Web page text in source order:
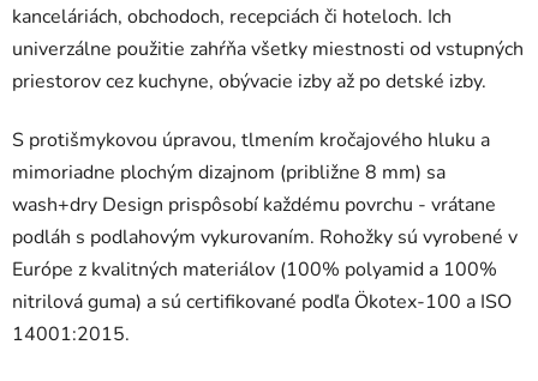
kanceláriách, obchodoch, recepciách či hoteloch. Ich
univerzálne použitie zahŕňa všetky miestnosti od vstupných
priestorov cez kuchyne, obývacie izby až po detské izby.
S protišmykovou úpravou, tlmením kročajového hluku a
mimoriadne plochým dizajnom (približne 8 mm) sa
wash+dry Design prispôsobí každému povrchu - vrátane
podláh s podlahovým vykurovaním. Rohožky sú vyrobené v
Európe z kvalitných materiálov (100% polyamid a 100%
nitrilová guma) a sú certifikované podľa Ökotex-100 a ISO
14001:2015.